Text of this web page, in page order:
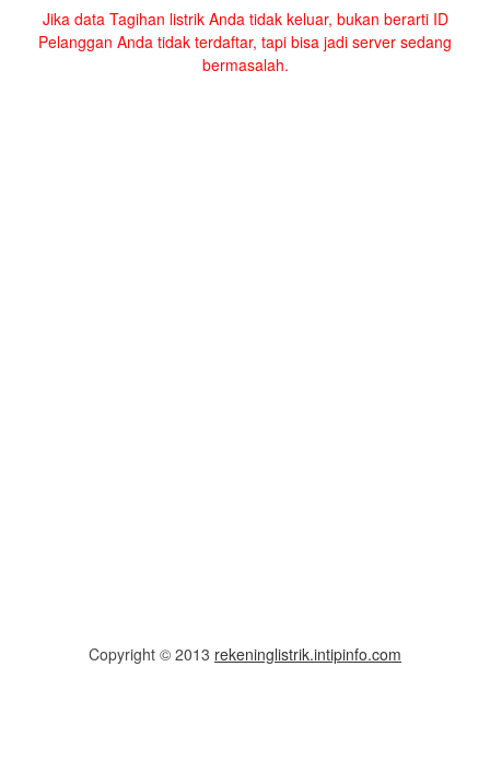
Jika data Tagihan listrik Anda tidak keluar, bukan berarti ID
Pelanggan Anda tidak terdaftar, tapi bisa jadi server sedang
bermasalah.
Copyright © 2013 rekeninglistrik.intipinfo.com